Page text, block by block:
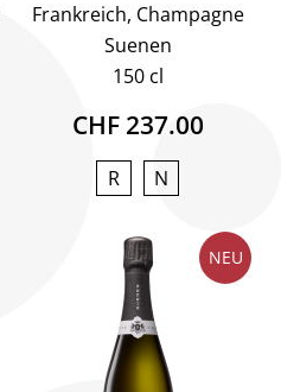
Frankreich, Champagne
Suenen
150 cl
CHF 237.00
R N
NEU